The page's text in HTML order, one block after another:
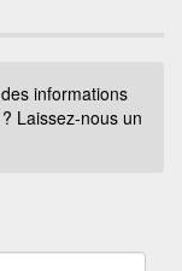
informations
Laissez-nous un